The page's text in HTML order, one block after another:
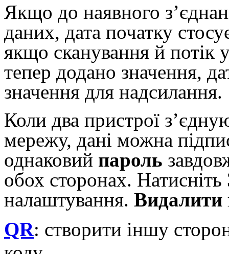
Якщо до наявного
даних, дата початку
якщо сканування й потік
тепер додано значення,
значення для надсилання.
Коли два пристрої
мережу, дані можна
однаковий пароль
обох сторонах. Натисніть
налаштування. Видалити
QR: створити іншу